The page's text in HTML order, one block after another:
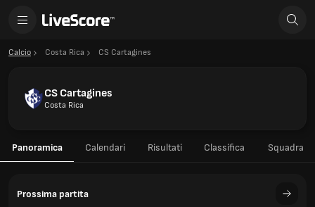
Calcio Costa Rica CS Cartagines
CS Cartagines
Costa Rica
Panoramica Calendari Risultati Classifica Squadra
Prossima partita